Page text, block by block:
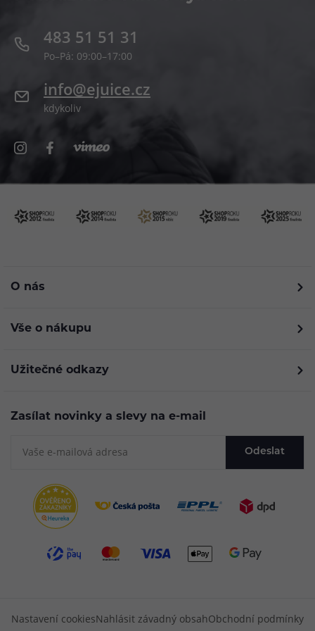
483 51 51 31
Po–Pá: 09:00–17:00
info@ejuice.cz
kdykoliv
O nás
Vše o nákupu
Užitečné odkazy
Zasílat novinky a slevy na e-mail
Odeslat
Nastavení cookiesNahlásit závadný obsahObchodní podmínky